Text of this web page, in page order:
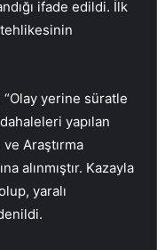
ifade edildi. İlk
“Olay yerine süratle
yapılan
Araştırma
alınmıştır. Kazayla
yaralı